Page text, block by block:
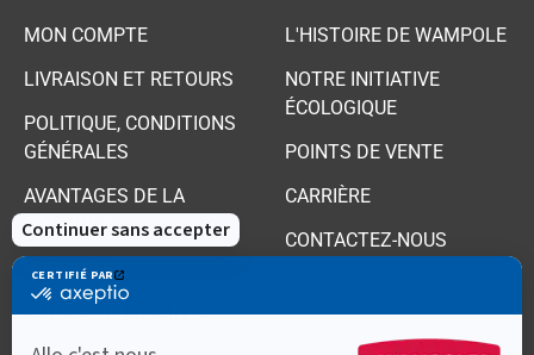
MON COMPTE
LIVRAISON ET RETOURS
POLITIQUE, CONDITIONS
GÉNÉRALES
AVANTAGES DE LA
BOUTIQUE
PRODUITS
FAITS SUR LA SANTÉ
L'HISTOIRE DE WAMPOLE
NOTRE INITIATIVE
ÉCOLOGIQUE
POINTS DE VENTE
CARRIÈRE
CONTACTEZ-NOUS